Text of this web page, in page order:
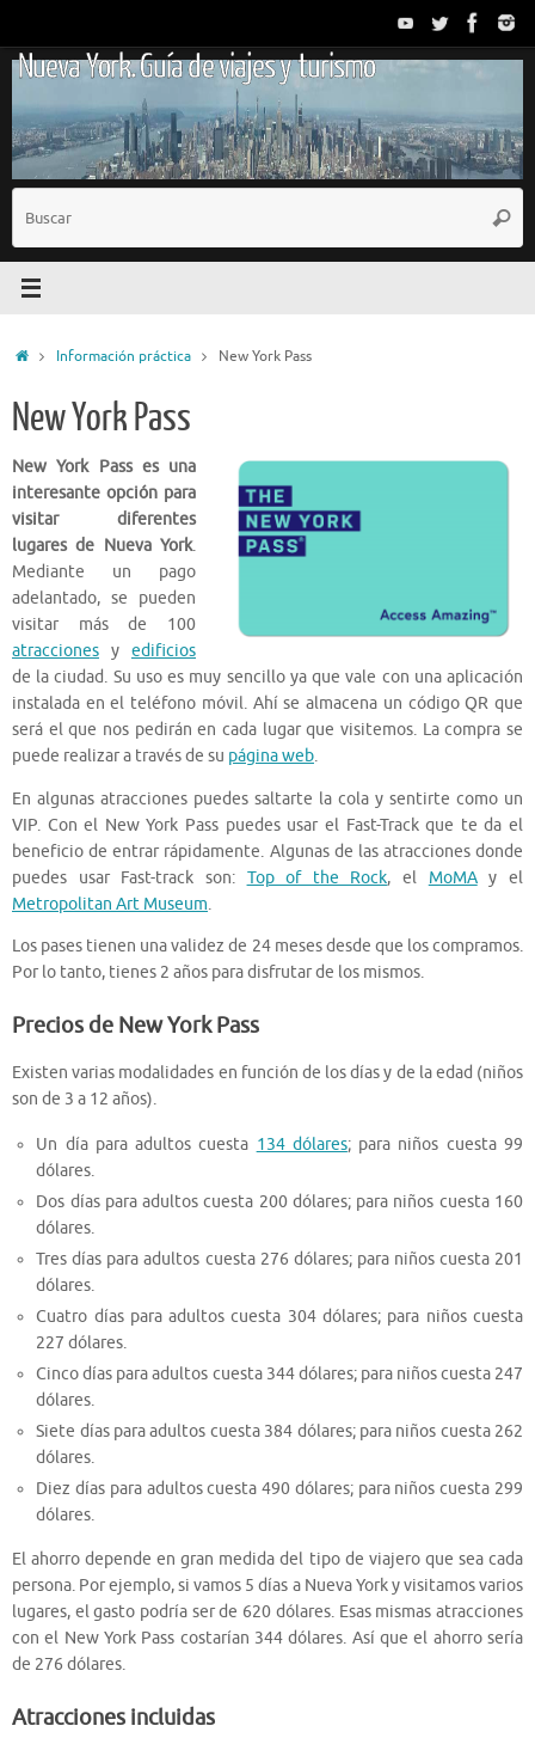
contenido
Nueva York. Guía de viajes y turismo
InicioInformación práctica New York Pass
New York Pass
New York Pass es una
interesante opción para
visitar diferentes
lugares de Nueva York.
Mediante un pago
adelantado, se pueden
visitar más de 100
atracciones y edificios
de la ciudad. Su uso es muy sencillo ya que vale con una aplicación
instalada en el teléfono móvil. Ahí se almacena un código QR que
será el que nos pedirán en cada lugar que visitemos. La compra se
puede realizar a través de su página web.
En algunas atracciones puedes saltarte la cola y sentirte como un
VIP. Con el New York Pass puedes usar el Fast-Track que te da el
beneficio de entrar rápidamente. Algunas de las atracciones donde
puedes usar Fast-track son: Top of the Rock, el MoMAy el
Metropolitan Art Museum.
Los pases tienen una validez de 24 meses desde que los compramos.
Por lo tanto, tienes 2 años para disfrutar de los mismos.
Precios de New York Pass
Existen varias modalidades en función de los días y de la edad (niños
son de 3 a 12 años).
Un día para adultos cuesta 134 dólares; para niños cuesta 99
dólares.
Dos días para adultos cuesta 200 dólares; para niños cuesta 160
dólares.
Tres días para adultos cuesta 276 dólares; para niños cuesta 201
dólares.
Cuatro días para adultos cuesta 304 dólares; para niños cuesta
227 dólares.
Cinco días para adultos cuesta 344 dólares; para niños cuesta 247
dólares.
Siete días para adultos cuesta 384 dólares; para niños cuesta 262
dólares.
Diez días para adultos cuesta 490 dólares; para niños cuesta 299
dólares.
El ahorro depende en gran medida del tipo de viajero que sea cada
persona. Por ejemplo, si vamos 5 días a Nueva York y visitamos varios
lugares, el gasto podría ser de 620 dólares. Esas mismas atracciones
con el New York Pass costarían 344 dólares. Así que el ahorro sería
de 276 dólares.
Atracciones incluidas